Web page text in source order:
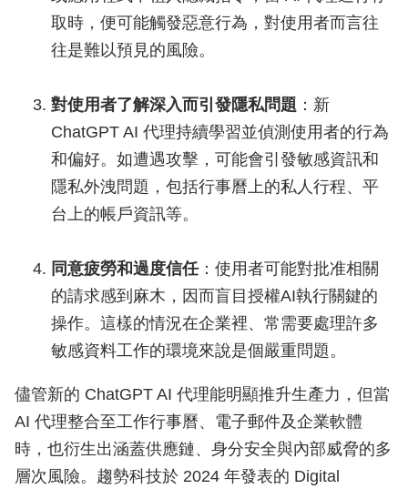
取時，便可能觸發惡意行為，對使用者而言往
往是難以預見的風險。
對使用者了解深入而引發隱私問題 ：新
ChatGPT AI 代理持續學習並偵測使用者的行為
和偏好。如遭遇攻擊，可能會引發敏感資訊和
隱私外洩問題，包括行事曆上的私人行程、平
台上的帳戶資訊等。
同意疲勞和過度信任：使用者可能對批准相關
的請求感到麻木，因而盲目授權AI執行關鍵的
操作。這樣的情況在企業裡、常需要處理許多
敏感資料工作的環境來說是個嚴重問題。
儘管新的 ChatGPT AI 代理能明顯推升生產力，但當
AI 代理整合至工作行事曆、電子郵件及企業軟體
時，也衍生出涵蓋供應鏈、身分安全與內部威脅的多
層次風險。趨勢科技於 2024 年發表的 Digital